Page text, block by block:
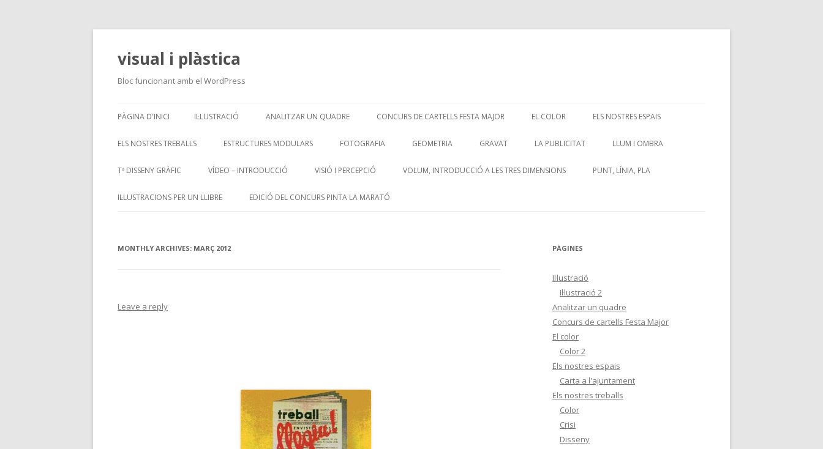
visual i plàstica
Bloc funcionant amb el WordPress
to
PÀGINA D'INICI IL·LUSTRACIÓ
IL·LUSTRACIÓ 2
ANALITZAR UN QUADRE CONCURS DE CARTELLS FESTA MAJOR EL COLOR
COLOR 2
ELS NOSTRES ESPAIS
CARTA A L'AJUNTAMENT
ELS NOSTRES TREBALLS
COLOR
CRISI
GEOMETRIA
ESTRUCTURES MODULARS FOTOGRAFIA
LA VIOLÈNCIA DE GÈNERE
LA CRISI
GEOMETRIA GRAVAT
GRAVAT 2
LA PUBLICITAT
EL CARTELL
LLUM I OMBRA
Tª DISSENY GRÀFIC VÍDEO – INTRODUCCIÓ VISIÓ I PERCEPCIÓ VOLUM, INTRODUCCIÓ A LES TRES DIMENSIONS PUNT, LÍNIA, PLA
IL·LUSTRACIONS PER UN LLIBRE EDICIÓ DEL CONCURS PINTA LA MARATÓ
MONTHLY ARCHIVES: MARÇ 2012
Leave a reply
PÀGINES
Il·lustració
Il·lustració 2
Analitzar un quadre
Concurs de cartells Festa Major
El color
Color 2
Els nostres espais
Carta a l'ajuntament
Els nostres treballs
Color
Crisi
Disseny